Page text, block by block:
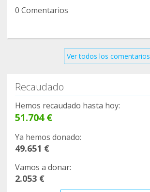
✍ apap@apap-alcala.org
0 Comentarios
Ver todos los comentarios
Recaudado
Hemos recaudado hasta hoy:
51.704 €
Ya hemos donado:
49.651 €
Vamos a donar:
2.053 €